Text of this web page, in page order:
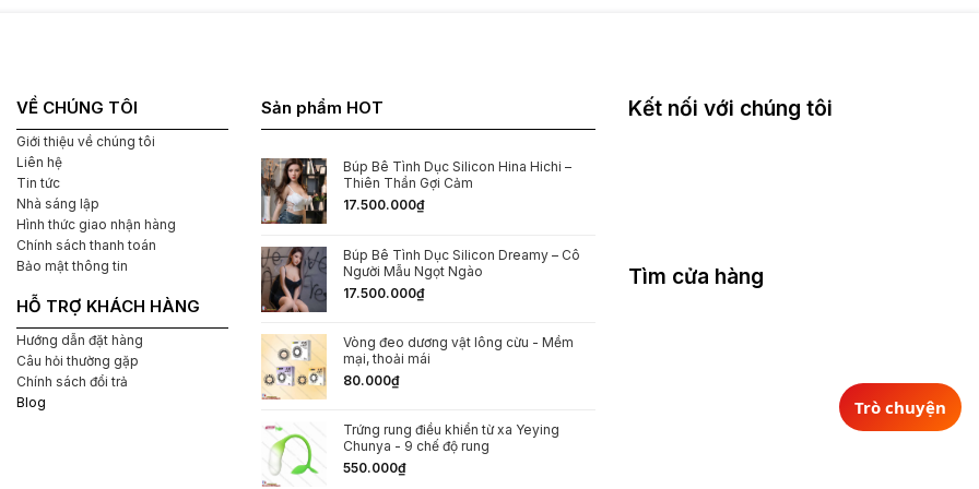
tiểu
Ở Đâu?
bán hàng online và trong các cửa hàng đồ chơi
tránh mua phải hàng giả, bạn nên lựa chọn mua sản
hoặc hiện nay không quá khó để mua được các loại
hàng đều có dịch vụ giao hàng tận nơi.
VỀ CHÚNG TÔI
Giới thiệu về chúng tôi
Liên hệ
Tin tức
Nhà sáng lập
Hình thức giao nhận hàng
Chính sách thanh toán
Bảo mật thông tin
HỖ TRỢ KHÁCH HÀNG
Hướng dẫn đặt hàng
Câu hỏi thường gặp
Chính sách đổi trả
Blog
Sản phẩm HOT
Búp Bê Tình Dục Silicon Hina Hichi –
Thiên Thần Gợi Cảm
17.500.000₫
Búp Bê Tình Dục Silicon Dreamy – Cô
Người Mẫu Ngọt Ngào
17.500.000₫
Vòng đeo dương vật lông cừu - Mềm
mại, thoải mái
80.000₫
Trứng rung điều khiển từ xa Yeying
Chunya - 9 chế độ rung
550.000₫
Kết nối với chúng tôi
Tìm cửa hàng
Trò chuyện